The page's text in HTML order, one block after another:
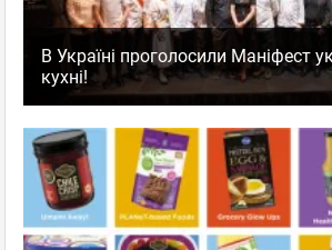
В Україні проголосили Маніфест
кухні!